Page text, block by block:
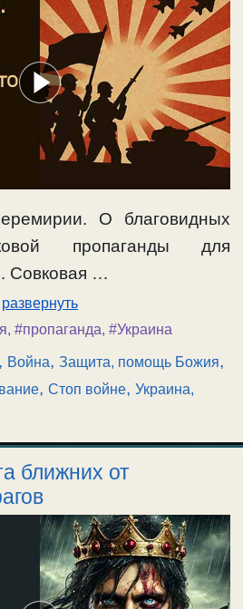
О благовидных
пропаганды для
Совковая …
развернуть
, #пропаганда, #Украина
, Война,Защита, помощь Божия,
, Стоп войне, Украина,
ближних от